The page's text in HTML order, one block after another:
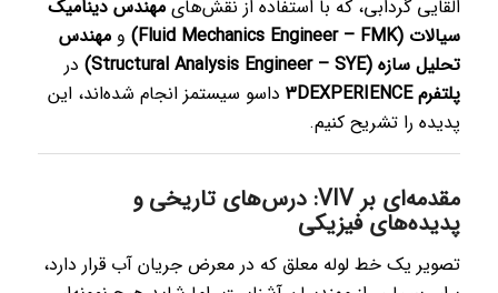
القایی گردابی، که با استفاده از نقش‌های مهندس دینامیک
سیالات (Fluid Mechanics Engineer – FMK)
و مهندس
تحلیل سازه (Structural Analysis Engineer – SYE)
در
پلتفرم 3DEXPERIENCE
داسو سیستمز انجام شده‌اند، این
پدیده را تشریح کنیم.
مقدمه‌ای بر VIV: درس‌های تاریخی و
پدیده‌های فیزیکی
تصویر یک خط لوله معلق که در معرض جریان آب قرار دارد،